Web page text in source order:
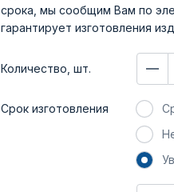
срока, мы сообщим Вам по
гарантирует изготовления
Количество, шт.
Срок изготовления